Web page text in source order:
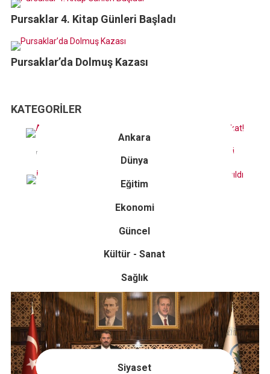
Pursaklar 4. Kitap Günleri Başladı
Pursaklar’da Dolmuş Kazası
KATEGORILER
Ankara
Dünya
Eğitim
Ekonomi
Güncel
Kültür - Sanat
Sağlık
Siyaset